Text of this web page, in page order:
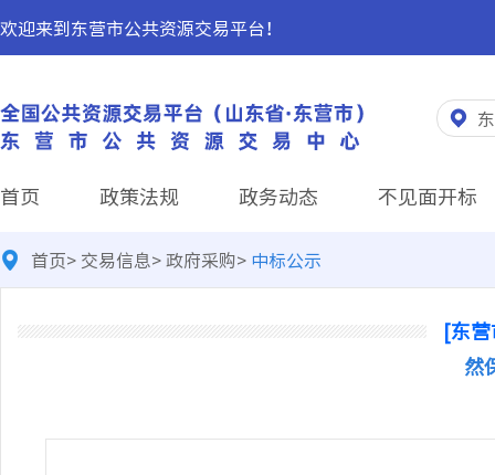
欢迎来到东营市公共资源交易平台！
首页 政策法规 政务动态 不见面开标
首页> 交易信息>政府采购> 中标公示
[东
然